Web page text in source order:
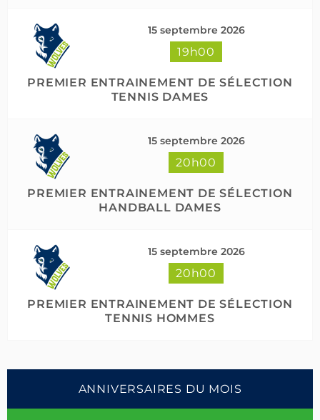
15 septembre 2026
19h00
PREMIER ENTRAINEMENT DE SÉLECTION
TENNIS DAMES
15 septembre 2026
20h00
PREMIER ENTRAINEMENT DE SÉLECTION
HANDBALL DAMES
15 septembre 2026
20h00
PREMIER ENTRAINEMENT DE SÉLECTION
TENNIS HOMMES
ANNIVERSAIRES DU MOIS